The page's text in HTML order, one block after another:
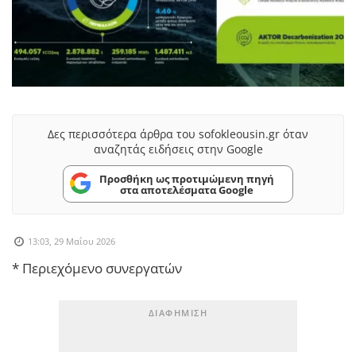
Δες περισσότερα άρθρα του sofokleousin.gr όταν
αναζητάς ειδήσεις στην Google
Προσθήκη ως προτιμώμενη πηγή
στα αποτελέσματα Google
13:03, 29 Μαΐου 2026
* Περιεχόμενο συνεργατών